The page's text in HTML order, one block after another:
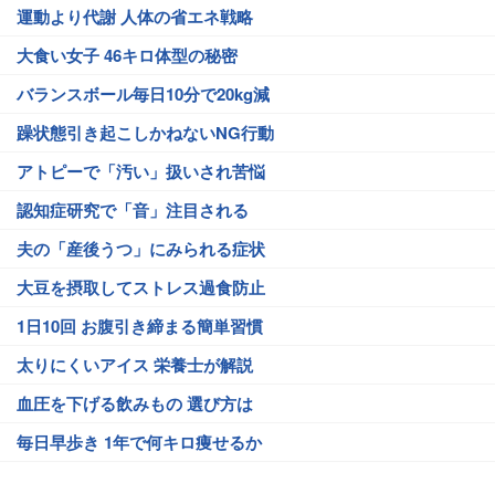
運動より代謝 人体の省エネ戦略
大食い女子 46キロ体型の秘密
バランスボール毎日10分で20kg減
躁状態引き起こしかねないNG行動
アトピーで「汚い」扱いされ苦悩
認知症研究で「音」注目される
夫の「産後うつ」にみられる症状
大豆を摂取してストレス過食防止
1日10回 お腹引き締まる簡単習慣
太りにくいアイス 栄養士が解説
血圧を下げる飲みもの 選び方は
毎日早歩き 1年で何キロ痩せるか